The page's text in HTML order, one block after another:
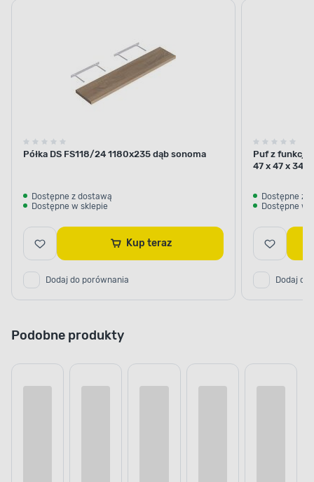
Półka DS FS118/24 1180x235 dąb sonoma
Dostępne z dostawą
Dostępne w sklepie
Kup teraz
Dodaj do porównania
Puf z funkcją
47 x 47 x 34
Dostępne z
Dostępne w
Dodaj do
Podobne produkty